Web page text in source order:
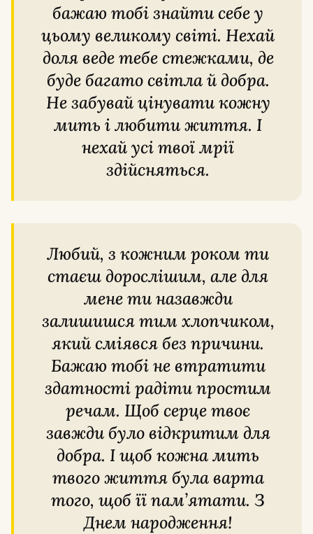
бажаю тобі знайти себе у
цьому великому світі. Нехай
доля веде тебе стежками, де
буде багато світла й добра.
Не забувай цінувати кожну
мить і любити життя. І
нехай усі твої мрії
здійсняться.
Любий, з кожним роком ти
стаєш дорослішим, але для
мене ти назавжди
залишишся тим хлопчиком,
який сміявся без причини.
Бажаю тобі не втратити
здатності радіти простим
речам. Щоб серце твоє
завжди було відкритим для
добра. І щоб кожна мить
твого життя була варта
того, щоб її пам’ятати. З
Днем народження!